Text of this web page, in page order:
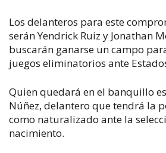
Los delanteros para este
serán Yendrick Ruiz y Jonathan
buscarán ganarse un campo
juegos eliminatorios ante
Quien quedará en el banquillo
Núñez, delantero que tendrá la
como naturalizado ante la
nacimiento.